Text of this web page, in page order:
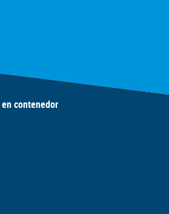
contenedor